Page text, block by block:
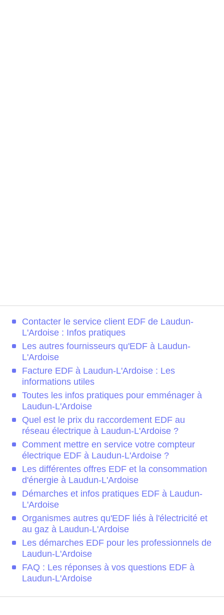
Contacter le service client EDF de Laudun-
L'Ardoise : Infos pratiques
Les autres fournisseurs qu'EDF à Laudun-
L'Ardoise
Facture EDF à Laudun-L'Ardoise : Les
informations utiles
Toutes les infos pratiques pour emménager à
Laudun-L'Ardoise
Quel est le prix du raccordement EDF au
réseau électrique à Laudun-L'Ardoise ?
Comment mettre en service votre compteur
électrique EDF à Laudun-L'Ardoise ?
Les différentes offres EDF et la consommation
d'énergie à Laudun-L'Ardoise
Démarches et infos pratiques EDF à Laudun-
L'Ardoise
Organismes autres qu'EDF liés à l'électricité et
au gaz à Laudun-L'Ardoise
Les démarches EDF pour les professionnels de
Laudun-L'Ardoise
FAQ : Les réponses à vos questions EDF à
Laudun-L'Ardoise